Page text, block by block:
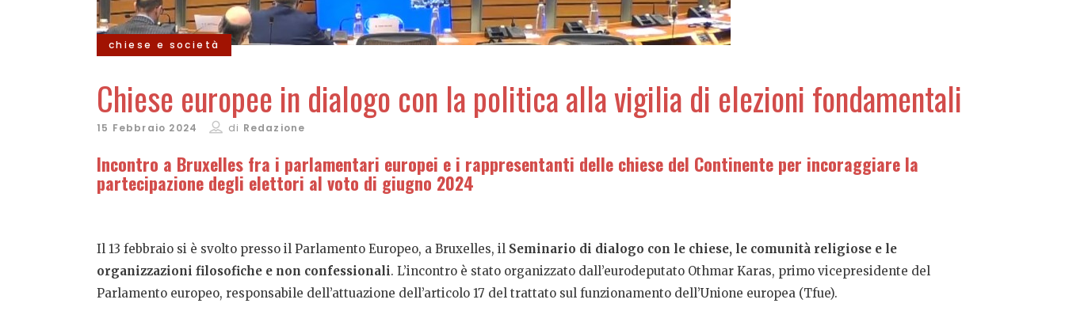
chiese e società
Chiese europee in dialogo con la politica alla vigilia di elezioni fondamentali
15 Febbraio 2024 di Redazione
Incontro a Bruxelles fra i parlamentari europei e i rappresentanti delle chiese del Continente per incoraggiare la
partecipazione degli elettori al voto di giugno 2024
Il 13 febbraio si è svolto presso il Parlamento Europeo, a Bruxelles, il Seminario di dialogo con le chiese, le comunità religiose e le
organizzazioni filosofiche e non confessionali. L’incontro è stato organizzato dall’eurodeputato Othmar Karas, primo vicepresidente del
Parlamento europeo, responsabile dell’attuazione dell’articolo 17 del trattato sul funzionamento dell’Unione europea (Tfue).